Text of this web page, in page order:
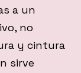
a un
no
y cintura
sirve